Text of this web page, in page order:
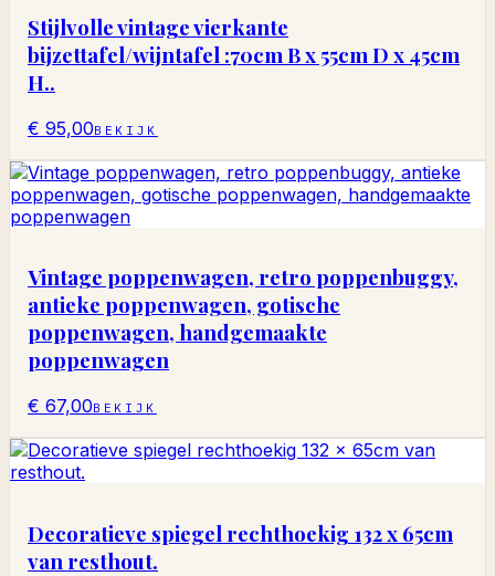
Stijlvolle vintage vierkante
bijzettafel/wijntafel :70cm B x 55cm D x 45cm
H..
€ 95,00BEKIJK
Vintage poppenwagen, retro poppenbuggy,
antieke poppenwagen, gotische
poppenwagen, handgemaakte
poppenwagen
€ 67,00BEKIJK
Decoratieve spiegel rechthoekig 132 x 65cm
van resthout.